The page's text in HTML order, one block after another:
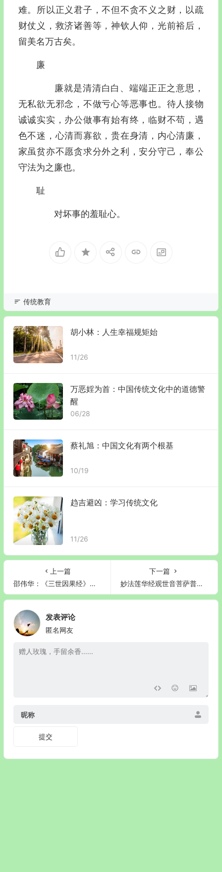
难。所以正义君子，不但不贪不义之财，以疏
财仗义，救济诸善等，神钦人仰，光前裕后，
留美名万古矣。
廉
廉就是清清白白、端端正正之意思，
无私欲无邪念，不做亏心等恶事也。待人接物
诚诚实实，办公做事有始有终，临财不苟，遇
色不迷，心清而寡欲，贵在身清，内心清廉，
家虽贫亦不愿贪求分外之利，安分守己，奉公
守法为之廉也。
耻
对坏事的羞耻心。
传统教育
胡小林：人生幸福规矩始
11/26
万恶婬为首：中国传统文化中的道德警
醒
06/28
蔡礼旭：中国文化有两个根基
10/19
趋吉避凶：学习传统文化
11/26
上一篇
邵伟华：《三世因果经》解说
下一篇
妙法莲华经观世音菩萨普门品
发表评论
匿名网友
昵称